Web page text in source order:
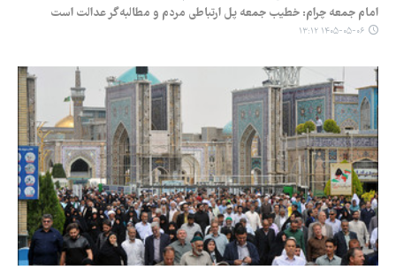
امام جمعه چرام: خطیب جمعه پل ارتباطی مردم و مطالبه‌گر عدالت است
۱۴۰۵-۰۵-۰۶ ۱۳:۱۲